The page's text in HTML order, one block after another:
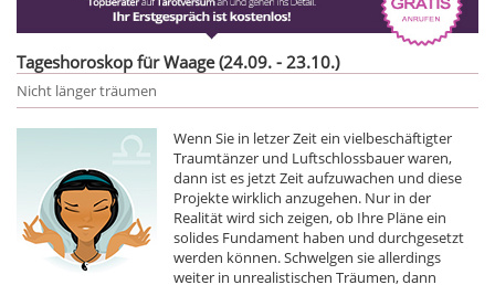
Tageshoroskop für Waage (24.09. - 23.10.)
Nicht länger träumen
Wenn Sie in letzer Zeit ein vielbeschäftigter
Traumtänzer und Luftschlossbauer waren,
dann ist es jetzt Zeit aufzuwachen und diese
Projekte wirklich anzugehen. Nur in der
Realität wird sich zeigen, ob Ihre Pläne ein
solides Fundament haben und durchgesetzt
werden können. Schwelgen sie allerdings
weiter in unrealistischen Träumen, dann